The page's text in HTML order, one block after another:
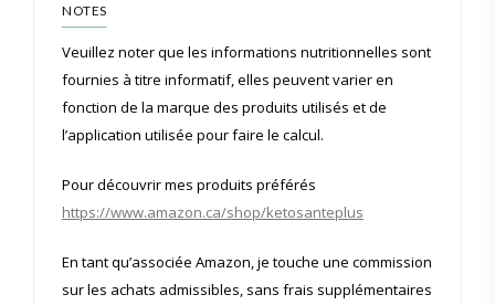
NOTES
Veuillez noter que les informations nutritionnelles sont
fournies à titre informatif, elles peuvent varier en
fonction de la marque des produits utilisés et de
l’application utilisée pour faire le calcul.
Pour découvrir mes produits préférés
https://www.amazon.ca/shop/ketosanteplus
En tant qu’associée Amazon, je touche une commission
sur les achats admissibles, sans frais supplémentaires